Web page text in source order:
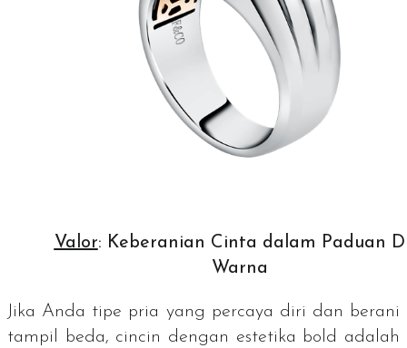
Valor: Keberanian Cinta dalam Paduan
Warna
Jika Anda tipe pria yang percaya diri dan berani
tampil beda, cincin dengan estetika bold adalah